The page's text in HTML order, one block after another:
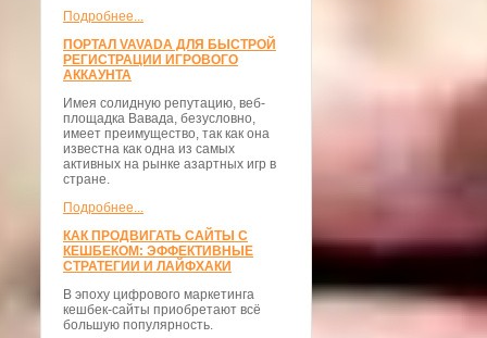
Подробнее...
ПОРТАЛ VAVADA ДЛЯ БЫСТРОЙ
РЕГИСТРАЦИИ ИГРОВОГО
АККАУНТА
Имея солидную репутацию, веб-
площадка Вавада, безусловно,
имеет преимущество, так как она
известна как одна из самых
активных на рынке азартных игр в
стране.
Подробнее...
КАК ПРОДВИГАТЬ САЙТЫ С
КЕШБЕКОМ: ЭФФЕКТИВНЫЕ
СТРАТЕГИИ И ЛАЙФХАКИ
В эпоху цифрового маркетинга
кешбек-сайты приобретают всё
большую популярность.